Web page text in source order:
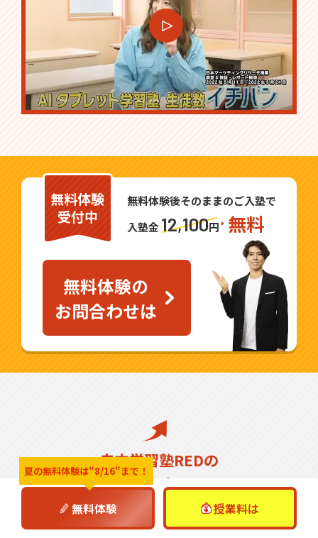
無料体験
受付中
無料体験後そのままのご入塾で
入塾金 12,100円 無料
無料体験の
お問合わせは
自立学習塾REDの
成績アップサイクル
夏の無料体験は"8/16"まで！
無料体験 授業料は